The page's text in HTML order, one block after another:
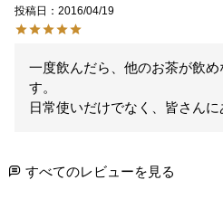
投稿日
2016/04/19
一度飲んだら、他のお茶が飲
す。
日常使いだけでなく、皆さんに
すべてのレビューを見る